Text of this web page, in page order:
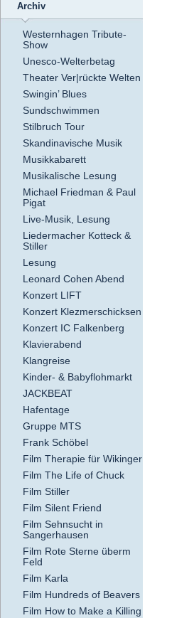
Archiv
Westernhagen Tribute-
Show
Unesco-Welterbetag
Theater Ver|rückte Welten
Swingin’ Blues
Sundschwimmen
Stilbruch Tour
Skandinavische Musik
Musikkabarett
Musikalische Lesung
Michael Friedman & Paul
Pigat
Live-Musik, Lesung
Liedermacher Kotteck &
Stiller
Lesung
Leonard Cohen Abend
Konzert LIFT
Konzert Klezmerschicksen
Konzert IC Falkenberg
Klavierabend
Klangreise
Kinder- & Babyflohmarkt
JACKBEAT
Hafentage
Gruppe MTS
Frank Schöbel
Film Therapie für Wikinger
Film The Life of Chuck
Film Stiller
Film Silent Friend
Film Sehnsucht in
Sangerhausen
Film Rote Sterne überm
Feld
Film Karla
Film Hundreds of Beavers
Film How to Make a Killing